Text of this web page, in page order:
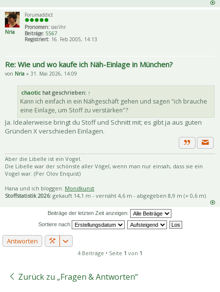
Nria
Forumaddict
Pronomen: sie/ihr
Beiträge: 5567
Registriert: 16. Feb 2005, 14:13
Re: Wie und wo kaufe ich Näh-Einlage in München?
von Nria » 31. Mai 2026, 14:09
chaotic hat geschrieben: ↑
Kann ich einfach in ein Nähgeschäft gehen und sagen "ich brauche
eine Einlage, um Stoff zu verstärken"?
Ja. Idealerweise bringt du Stoff und Schnitt mit; es gibt ja aus guten
Gründen X verschieden Einlagen.
Zitat
Aber die Libelle ist ein Vogel.
Die Libelle war der schönste aller Vögel, wenn man nur einsah, dass sie ein
Vogel war. (Per Olov Enquist)
Hana und ich bloggen: Mondkunst
Stoffstatistik 2026: gekauft 14,1 m - vernäht 4,6 m - abgegeben 8,9 m (+ 0,6 m)
Beiträge der letzten Zeit anzeigen:
Sortiere nach
Antworten
4 Beiträge • Seite 1 von 1
Zurück zu „Fragen & Antworten“